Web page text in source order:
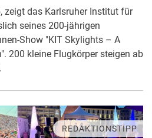
zeigt das Karlsruher Institut für
seines 200-jährigen
Show "KIT Skylights – A
200 kleine Flugkörper steigen ab
REDAKTIONSTIPP